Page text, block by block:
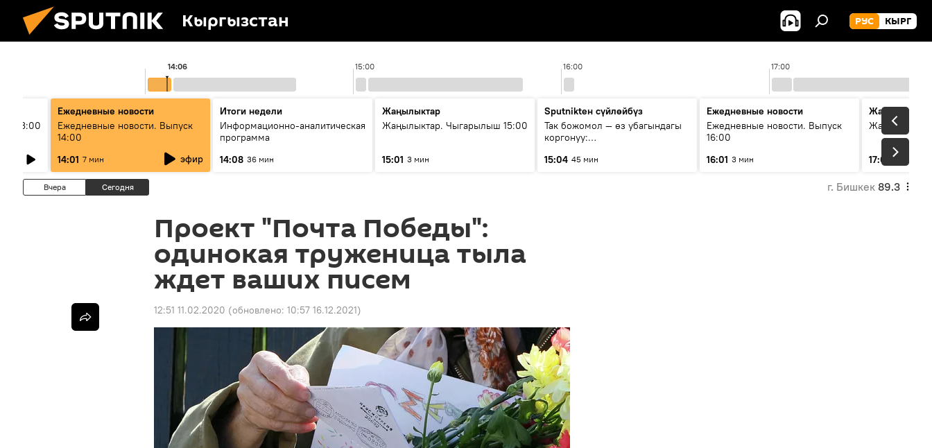
Кыргызстан РУС КЫРГ
15:00 16:00 17:00
14:06
13:00
Ежедневные новости
Ежедневные новости. Выпуск
14:00
14:01 7 мин эфир
Итоги недели
Информационно-аналитическая
программа
14:08 36 мин
Жаңылыктар
Жаңылыктар. Чыгарылыш 15:00
15:01 3 мин
Sputnikteн сүйлөйбүз
Так божомол — өз убагындагы
коргонуу:
кантип өркүндөтүлүүдө
15:04 45 мин
Ежедневные новости
Ежедневные новости. Выпуск
16:00
16:01 3 мин
Жаңылыктар
17:01 6 мин
Вчера Сегодня г. Бишкек 89.3
Проект "Почта Победы":
одинокая труженица тыла
ждет ваших писем
12:51 11.02.2020 (обновлено: 10:57 16.12.2021)